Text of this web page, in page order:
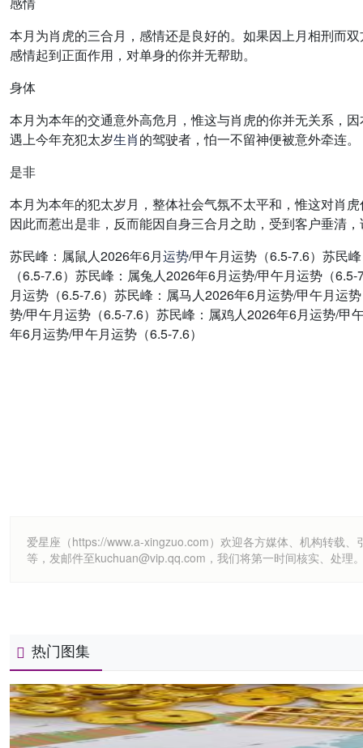
本月为肖虎的三合月，感情还是良好的。如果因上月相刑而
感情起到正面作用，对单身的你并无帮助。
身体
本月为本年的交通意外高危月，惟这与肖虎的你并无关系，
遇上今年充犯太岁生肖的驾驶者，怕一不留神便被意外牵连。
是非
本月为本年的犯太岁月，整体社会气氛不太平和，惟这对肖
因此而惹出是非，反而能因自身三合月之助，受到客户垂清
苏民峰：属鼠人2026年6月运势/甲午月运势（6.5-7.6）苏民
（6.5-7.6）苏民峰：属兔人2026年6月运势/甲午月运势（
月运势（6.5-7.6）苏民峰：属马人2026年6月运势/甲午月运
势/甲午月运势（6.5-7.6）苏民峰：属鸡人2026年6月运势/
年6月运势/甲午月运势（6.5-7.6）
爱星座（https://www.a-xingzuo.com）欢迎各方媒体、机构转载
等，发邮件至kuchuan@vip.qq.com，我们将第一时间核实、处理
热门图集